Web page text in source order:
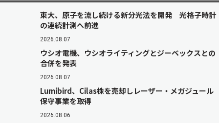
東大、原子を流し続ける新分光法を開発 光格子時計
の連続計測へ前進
2026.08.07
ウシオ電機、ウシオライティングとジーベックスとの
合併を発表
2026.08.07
Lumibird、Cilas株を売却しレーザー・メガジュール
保守事業を取得
2026.08.06